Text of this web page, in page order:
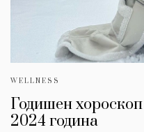
WELLNESS
Годишен
2024 година